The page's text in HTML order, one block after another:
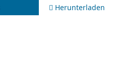
Herunterladen